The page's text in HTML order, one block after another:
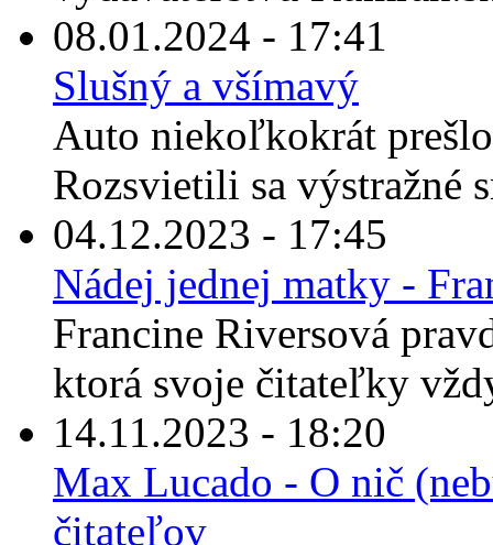
08.01.2024 - 17:41
Slušný a všímavý
Auto niekoľkokrát
Rozsvietili sa výstražné
04.12.2023 - 17:45
Nádej jednej matky -
Francine Riversová
ktorá svoje čitateľky
14.11.2023 - 18:20
Max Lucado - O nič
čitateľov